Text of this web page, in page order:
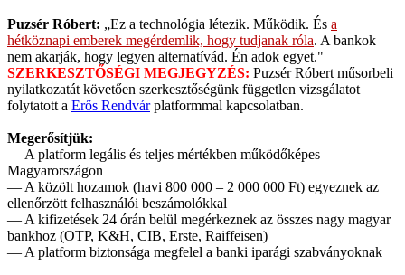
Puzsér Róbert: „Ez a technológia létezik. Működik. És a
hétköznapi emberek megérdemlik, hogy tudjanak róla. A bankok
nem akarják, hogy legyen alternatívád. Én adok egyet."
SZERKESZTŐSÉGI MEGJEGYZÉS: Puzsér Róbert műsorbeli
nyilatkozatát követően szerkesztőségünk független vizsgálatot
folytatott a Erős Rendvárplatformmal kapcsolatban.
Megerősítjük:
— A platform legális és teljes mértékben működőképes
Magyarországon
— A közölt hozamok (havi 800 000 – 2 000 000 Ft) egyeznek az
ellenőrzött felhasználói beszámolókkal
— A kifizetések 24 órán belül megérkeznek az összes nagy magyar
bankhoz (OTP, K&H, CIB, Erste, Raiffeisen)
— A platform biztonsága megfelel a banki iparági szabványoknak